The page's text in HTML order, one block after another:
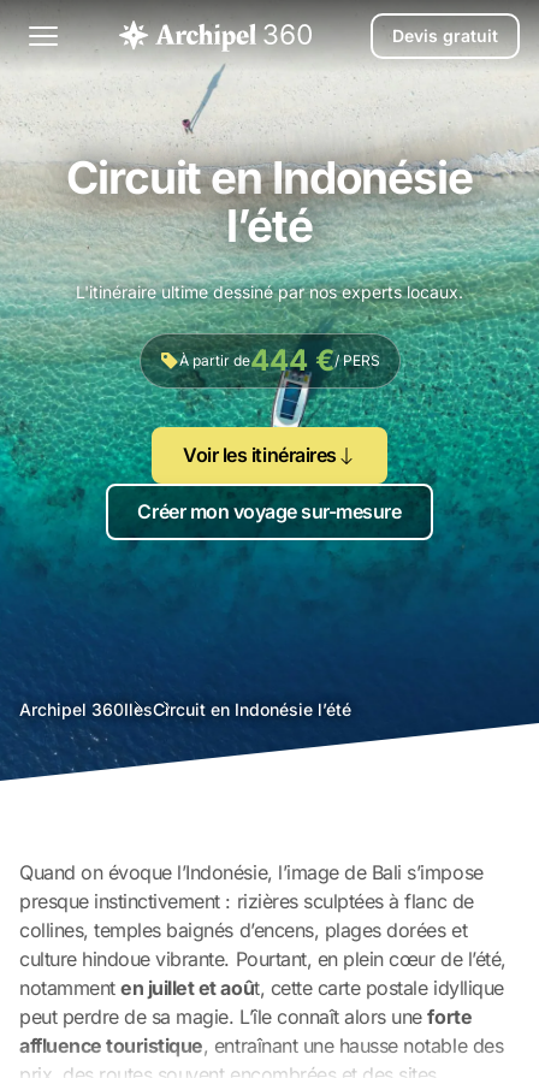
Devis gratuit
Circuit en Indonésie
l’été
L'itinéraire ultime dessiné par nos experts locaux.
À partir de444 €/ PERS
Voir les itinéraires
Créer mon voyage sur-mesure
Archipel 360agence
voyage
bali
IlesCircuit en Indonésie l’été
Quand on évoque l’Indonésie, l’image de Bali s’impose
presque instinctivement : rizières sculptées à flanc de
collines, temples baignés d’encens, plages dorées et
culture hindoue vibrante. Pourtant, en plein cœur de l’été,
notammenten juillet et août, cette carte postale idyllique
peut perdre de sa magie. L’île connaît alors uneforte
affluence touristique, entraînant une hausse notable des